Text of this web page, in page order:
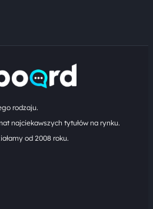
rodzaju.
najciekawszych tytułów na rynku.
od 2008 roku.